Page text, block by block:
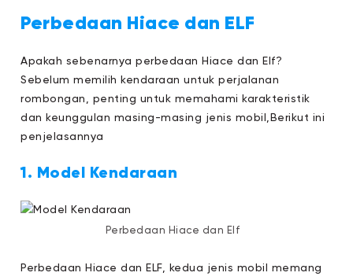
Perbedaan Hiace dan ELF
Apakah sebenarnya perbedaan Hiace dan Elf?
Sebelum memilih kendaraan untuk perjalanan
rombongan, penting untuk memahami karakteristik
dan keunggulan masing-masing jenis mobil,Berikut ini
penjelasannya
1. Model Kendaraan
Perbedaan Hiace dan Elf
Perbedaan Hiace dan ELF, kedua jenis mobil memang